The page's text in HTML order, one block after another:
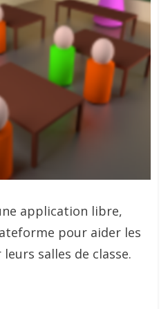
application libre,
pour aider les
salles de classe.